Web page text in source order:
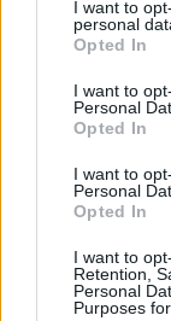
not limited to
grant or deny
use your data
consent section.
I want to
personal
Opted In
I want to
Personal
Opted In
I want to
Personal
Opted In
I want to
Retention,
Personal
Purposes